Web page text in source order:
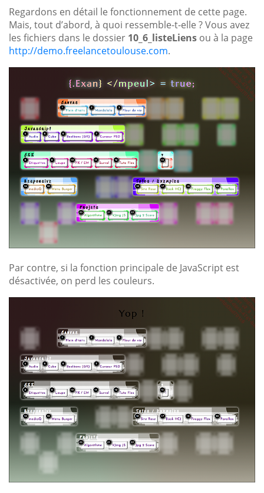
Regardons en détail le fonctionnement de cette page.
Mais, tout d’abord, à quoi ressemble-t-elle ? Vous avez
les fichiers dans le dossier 10_6_listeLiens ou à la page
http://demo.freelancetoulouse.com.
Par contre, si la fonction principale de JavaScript est
désactivée, on perd les couleurs.